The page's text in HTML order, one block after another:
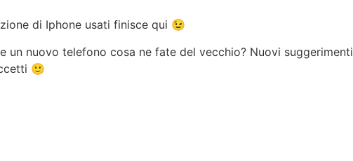
di Iphone usati finisce qui 😉
un nuovo telefono cosa ne fate del vecchio? Nuovi suggerimenti
🙂